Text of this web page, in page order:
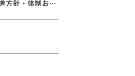
経済産業省が定める「DX認定」を取得 ～当社のDX推進方針・体制および取り組みが認められました